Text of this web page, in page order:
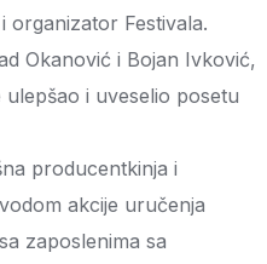
organizator Festivala.
Okanović i Bojan Ivković,
i uveselio posetu
producentkinja i
akcije uručenja
zaposlenima sa